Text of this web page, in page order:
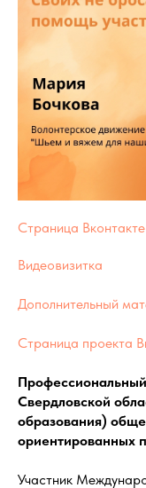
Страница Вконтакте
Видеовизитка
Дополнительный
Страница проекта
Свердловской
образования)
ориентированных
Участник